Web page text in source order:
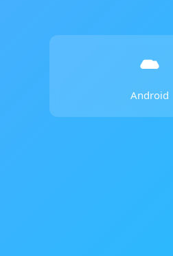
Android